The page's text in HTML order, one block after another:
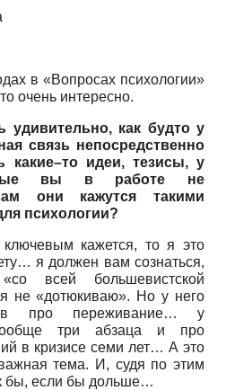
в «Вопросах психологии»
очень интересно.
удивительно, как будто у
связь непосредственно
какие–то идеи, тезисы, у
вы в работе не
они кажутся такими
психологии?
кажется, то я это
я должен вам сознаться,
всей большевистской
я не «дотюкиваю». Но у него
про переживание… у
три абзаца и про
в кризисе семи лет… А это
тема. И, судя по этим
бы, если бы дольше…